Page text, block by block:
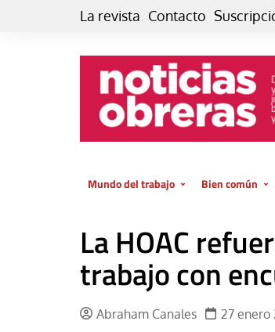
La revista Contacto
Mundo del trabajo
El trabajo es para la vida
GlobalizAcción
MMTC
Bien común
Economía
La HOAC
trabajo con
Abraham Canales 27 enero